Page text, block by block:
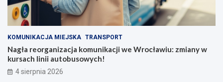
KOMUNIKACJA MIEJSKA TRANSPORT
Nagła reorganizacja komunikacji we Wrocławiu: zmiany w
kursach linii autobusowych!
4 sierpnia 2026